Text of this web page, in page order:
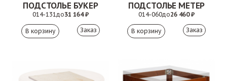
ПОДСТОЛЬЕ БУКЕР
014-131до31 164 ₽
Заказ
ПОДСТОЛЬЕ МЕТЕР
014-060до26 460 ₽
Заказ